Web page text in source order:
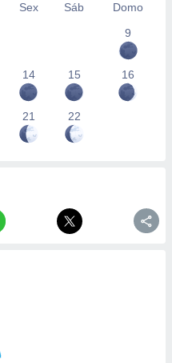
Sex Sáb
Domo
9
14 15 16
21 22